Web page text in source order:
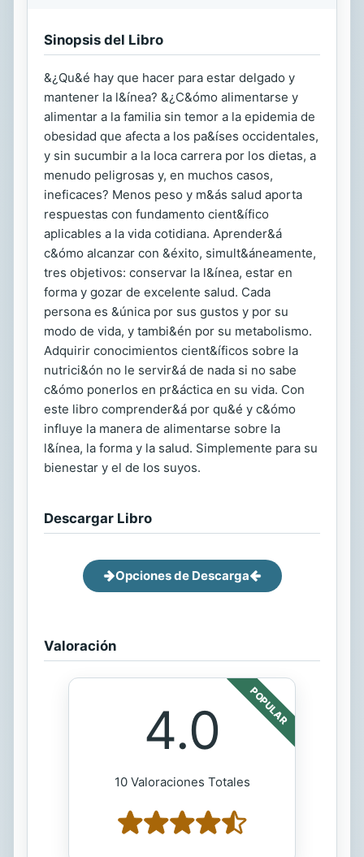
Sinopsis del Libro
&¿Qu&é hay que hacer para estar delgado y
mantener la l&ínea? &¿C&ómo alimentarse y
alimentar a la familia sin temor a la epidemia de
obesidad que afecta a los pa&íses occidentales,
y sin sucumbir a la loca carrera por los dietas, a
menudo peligrosas y, en muchos casos,
ineficaces? Menos peso y m&ás salud aporta
respuestas con fundamento cient&ífico
aplicables a la vida cotidiana. Aprender&á
c&ómo alcanzar con &éxito, simult&áneamente,
tres objetivos: conservar la l&ínea, estar en
forma y gozar de excelente salud. Cada
persona es &única por sus gustos y por su
modo de vida, y tambi&én por su metabolismo.
Adquirir conocimientos cient&íficos sobre la
nutrici&ón no le servir&á de nada si no sabe
c&ómo ponerlos en pr&áctica en su vida. Con
este libro comprender&á por qu&é y c&ómo
influye la manera de alimentarse sobre la
l&ínea, la forma y la salud. Simplemente para su
bienestar y el de los suyos.
Descargar Libro
Opciones de Descarga
Valoración
POPULAR
4.0
10 Valoraciones Totales